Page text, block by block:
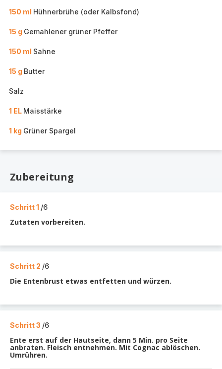
150 ml Hühnerbrühe (oder Kalbsfond)
15 g Gemahlener grüner Pfeffer
150 ml Sahne
15 g Butter
Salz
1 EL Maisstärke
1 kg Grüner Spargel
Zubereitung
Schritt 1 /6
Zutaten vorbereiten.
Schritt 2 /6
Die Entenbrust etwas entfetten und würzen.
Schritt 3 /6
Ente erst auf der Hautseite, dann 5 Min. pro Seite
anbraten. Fleisch entnehmen. Mit Cognac ablöschen.
Umrühren.